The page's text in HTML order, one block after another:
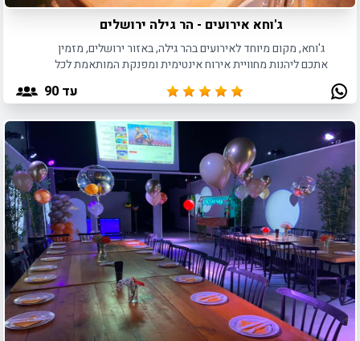
ג'וחא אירועים - הר גילה ירושלים
ג'וחא, מקום מיוחד לאירועים בהר גילה, באזור ירושלים, מזמין
אתכם ליהנות מחוויית אירוח אינטימית ומפנקת המותאמת לכל
עד 90